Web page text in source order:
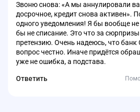
Звоню снова: «А мы аннулировали
досрочное, кредит снова активен».
одного уведомления! Я бы вообще не
бы не списание. Это что за
претензию. Очень надеюсь, что
вопрос честно. Иначе придётся
уже не ошибка, а подстава.
Ответить